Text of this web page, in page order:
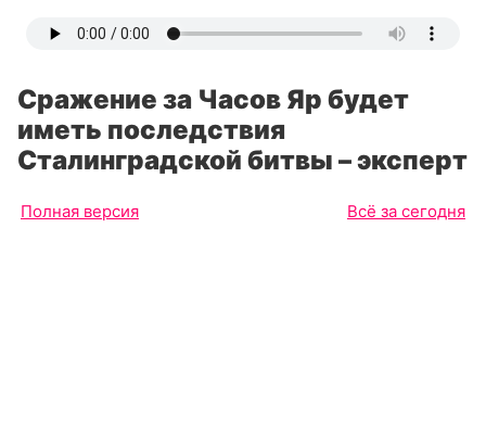
Сражение за Часов Яр будет
иметь последствия
Сталинградской битвы – эксперт
Полная версия Всё за сегодня